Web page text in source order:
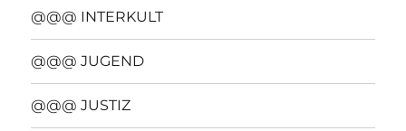
@@@ INTERKULT
@@@ JUGEND
@@@ JUSTIZ